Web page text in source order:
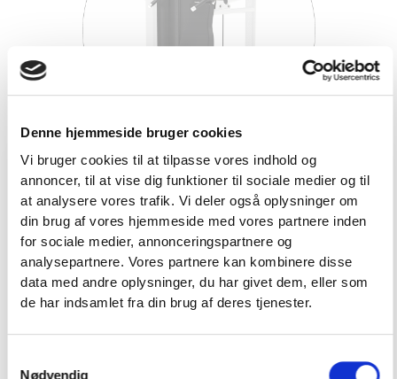
Denne hjemmeside bruger cookies
Vi bruger cookies til at tilpasse vores indhold og
annoncer, til at vise dig funktioner til sociale medier og til
at analysere vores trafik. Vi deler også oplysninger om
din brug af vores hjemmeside med vores partnere inden
for sociale medier, annonceringspartnere og
analysepartnere. Vores partnere kan kombinere disse
data med andre oplysninger, du har givet dem, eller som
de har indsamlet fra din brug af deres tjenester.
Nødvendig
VÆLG STELFARVE
Alle vores styrkemaskiner kommer som standard i en
farven sort. Vi tilbyder at man kan tilkøbe andre
stelfarver. Kontakt vores
i dag, for at
høre nærmere om pris og muligheder.
VIND 2 VALGFRIE HÅNDVÆGTE 💥
Tilmeld dig nyhedsbrevet og deltag i
konkurrencen om 2 valgfrie
håndvægte. (Vælg selv vægten –
maks. 1.000 kr.)
Navn
Email